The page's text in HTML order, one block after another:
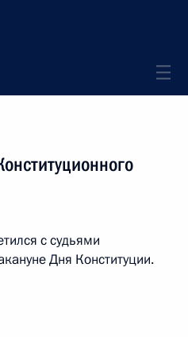
с судьями
Дня Конституции.